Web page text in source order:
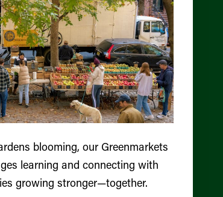
blooming, our Greenmarkets
learning and connecting with
growing stronger—together.